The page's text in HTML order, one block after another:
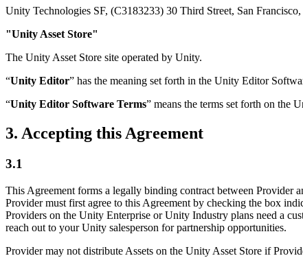
Unity Technologies SF, (C3183233) 30 Third Street, San
"Unity Asset Store"
The Unity Asset Store site operated by Unity.
“Unity Editor” has the meaning set forth in the Unity Editor
“Unity Editor Software Terms” means the terms set forth on the
3. Accepting this Agreement
3.1
This Agreement forms a legally binding contract between Provider
Provider must first agree to this Agreement by checking the box
Providers on the Unity Enterprise or Unity Industry plans need a
reach out to your Unity salesperson for partnership opportunities.
Provider may not distribute Assets on the Unity Asset Store if